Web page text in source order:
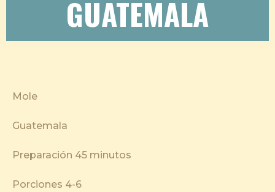
GUATEMALA
Mole
Guatemala
Preparación 45 minutos
Porciones 4-6